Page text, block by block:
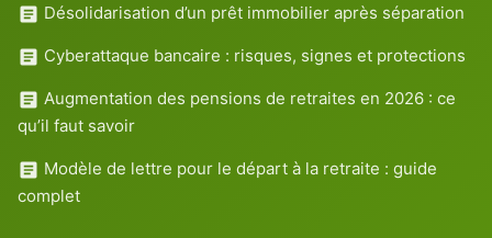
Désolidarisation d’un prêt immobilier après séparation
Cyberattaque bancaire : risques, signes et protections
Augmentation des pensions de retraites en 2026 : ce
qu’il faut savoir
Modèle de lettre pour le départ à la retraite : guide
complet